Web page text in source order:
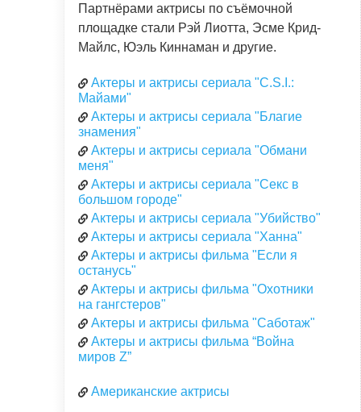
Партнёрами актрисы по съёмочной
площадке стали Рэй Лиотта, Эсме Крид-
Майлс, Юэль Киннаман и другие.
Актеры и актрисы сериала "C.S.I.:
Майами"
Актеры и актрисы сериала "Благие
знамения"
Актеры и актрисы сериала "Обмани
меня"
Актеры и актрисы сериала "Секс в
большом городе"
Актеры и актрисы сериала "Убийство"
Актеры и актрисы сериала "Ханна"
Актеры и актрисы фильма "Если я
останусь"
Актеры и актрисы фильма "Охотники
на гангстеров"
Актеры и актрисы фильма "Саботаж"
Актеры и актрисы фильма “Война
миров Z”
Американские актрисы